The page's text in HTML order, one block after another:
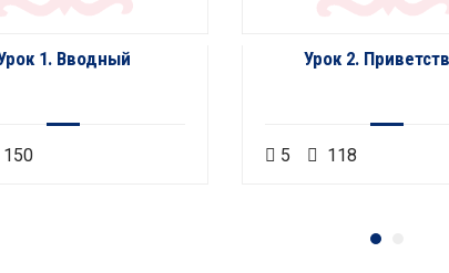
1. Вводный
150
Урок 2.
5 118